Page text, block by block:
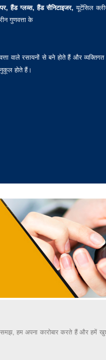
हैंड ग्लव्स, हैंड सैनिटाइजर, यूटेंसिल
गुणवत्ता के
वाले रसायनों से बने होते हैं और व्यक्तिगत
होते हैं।
समझ, हम अपना कारोबार करते हैं और हमें